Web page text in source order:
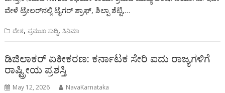
ವೇಳೆ ಟ್ರೇಲರ್‌ನಲ್ಲಿ ಟೈಗರ್ ಶ್ರಾಫ್, ಶಿಲ್ಪಾ ಶೆಟ್ಟಿ,…
ದೇಶ,ಪ್ರಮುಖ ಸುದ್ದಿ,ಸಿನಿಮಾ
ಡಿಜಿಲಾಕರ್ ಏಕೀಕರಣ: ಕರ್ನಾಟಕ ಸೇರಿ ಐದು ರಾಜ್ಯಗಳಿಗೆ
ರಾಷ್ಟ್ರೀಯ ಪ್ರಶಸ್ತಿ
May 12, 2026 NavaKarnataka